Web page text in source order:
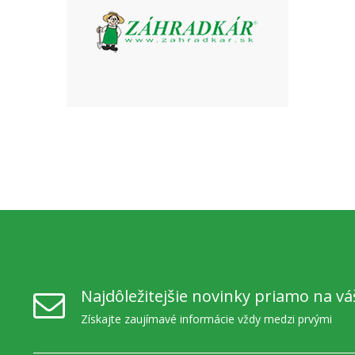
Najdôležitejšie novinky priamo na
Získajte zaujímavé informácie vždy medzi prvými